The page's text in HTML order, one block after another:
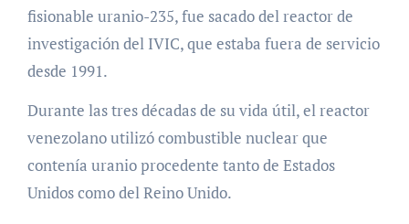
fisionable uranio-235, fue sacado del reactor de
investigación del IVIC, que estaba fuera de servicio
desde 1991.
Durante las tres décadas de su vida útil, el reactor
venezolano utilizó combustible nuclear que
contenía uranio procedente tanto de Estados
Unidos como del Reino Unido.